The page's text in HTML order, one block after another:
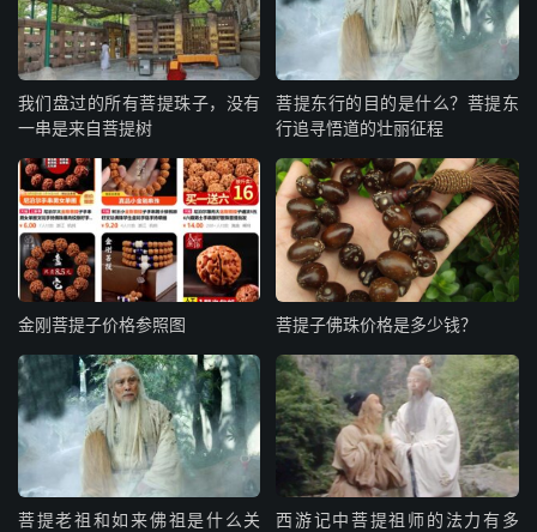
我们盘过的所有菩提珠子，没有
一串是来自菩提树
菩提东行的目的是什么？菩提东
行追寻悟道的壮丽征程
金刚菩提子价格参照图 菩提子佛珠价格是多少钱？
菩提老祖和如来佛祖是什么关
西游记中菩提祖师的法力有多